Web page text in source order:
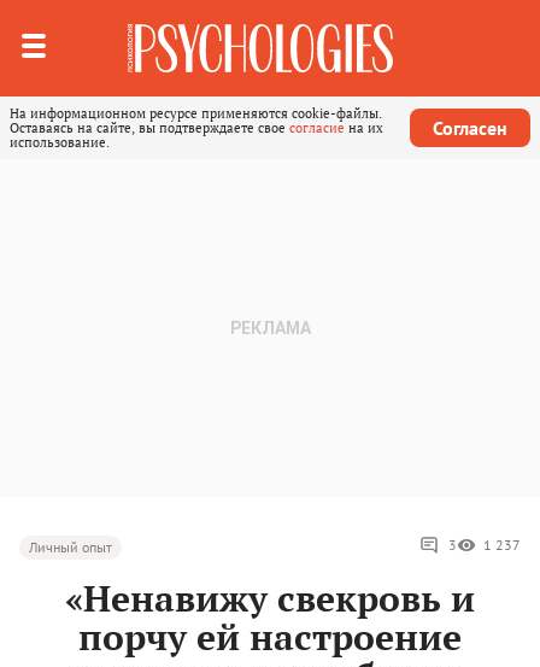
На информационном ресурсе применяются cookie-файлы.
Оставаясь на сайте, вы подтверждаете свое согласие на их
использование.
Согласен
Личный опыт 3 1 237
«Ненавижу свекровь и
порчу ей настроение